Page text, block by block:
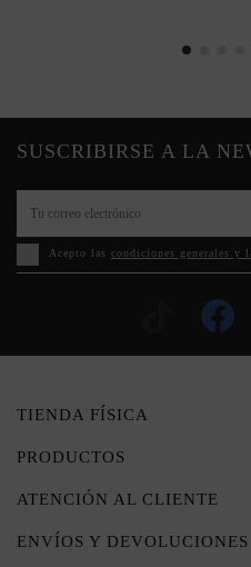
SUSCRIBIRSE A LA
Acepto las condiciones generales y
TIENDA FÍSICA
PRODUCTOS
ATENCIÓN AL CLIENTE
ENVÍOS Y DEVOLUCIONES